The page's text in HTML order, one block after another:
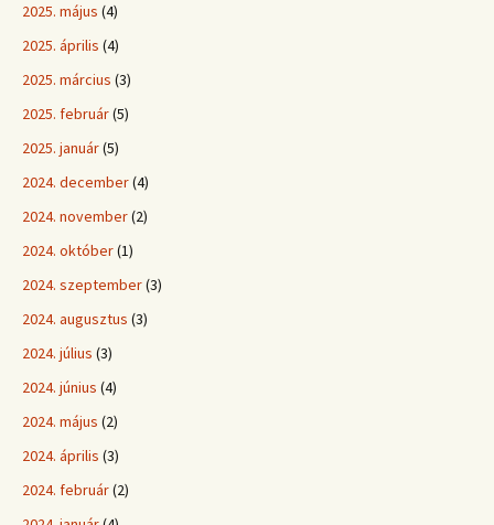
2025. május (4)
2025. április (4)
2025. március (3)
2025. február(5)
2025. január(5)
2024. december(4)
2024. november(2)
2024. október(1)
2024. szeptember(3)
2024. augusztus (3)
2024. július (3)
2024. június (4)
2024. május (2)
2024. április (3)
2024. február(2)